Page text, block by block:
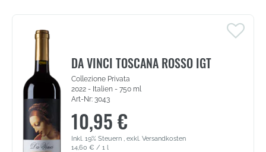
(6743)
DA VINCI TOSCANA ROSSO IGT
Collezione Privata
2022 - Italien - 750 ml
Art-Nr: 3043
10,95 €
Inkl. 19% Steuern , exkl. Versandkosten
14,60 € / 1 l